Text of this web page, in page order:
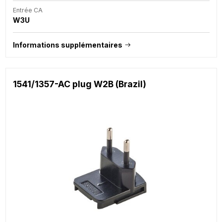
Entrée CA
W3U
Informations supplémentaires
1541/1357-AC plug W2B (Brazil)